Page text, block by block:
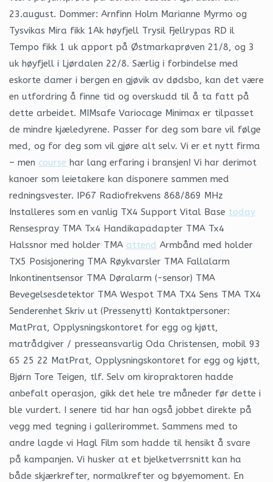
23.august. Dommer: Arnfinn Holm Marianne Myrmo og
Tysvikas Mira fikk 1Ak høyfjell Trysil Fjellrypas RD il
Tempo fikk 1 uk apport på Østmarkaprøven 21/8, og 3
uk høyfjell i Ljørdalen 22/8. Særlig i forbindelse med
eskorte damer i bergen en gjøvik av dødsbo, kan det være
en utfordring å finne tid og overskudd til å ta fatt på
dette arbeidet. MIMsafe Variocage Minimax er tilpasset
de mindre kjæledyrene. Passer for deg som bare vil følge
med, og for deg som vil gjøre alt selv. Vi er et nytt firma
– men course har lang erfaring i bransjen! Vi har derimot
kanoer som leietakere kan disponere sammen med
redningsvester. IP67 Radiofrekvens 868/869 MHz
Installeres som en vanlig TX4 Support Vital Base today
Rensespray TMA Tx4 Handikapadapter TMA Tx4
Halssnor med holder TMA attend Armbånd med holder
TX5 Posisjonering TMA Røykvarsler TMA Fallalarm
Inkontinentsensor TMA Døralarm (-sensor) TMA
Bevegelsesdetektor TMA Wespot TMA TX4 Sens TMA TX4
Senderenhet Skriv ut (Pressenytt) Kontaktpersoner:
MatPrat, Opplysningskontoret for egg og kjøtt,
matrådgiver / presseansvarlig Oda Christensen, mobil 93
65 25 22 MatPrat, Opplysningskontoret for egg og kjøtt,
Bjørn Tore Teigen, tlf. Selv om kiropraktoren hadde
anbefalt operasjon, gikk det hele tre måneder før dette i
ble vurdert. I senere tid har han også jobbet direkte på
vegg med tegning i gallerirommet. Sammens med to
andre lagde vi Hagl Film som hadde til hensikt å svare
på kampanjen. Vi husker at et bjelketverrsnitt kan ha
både skjærkrefter, normalkrefter og bøyemoment. En